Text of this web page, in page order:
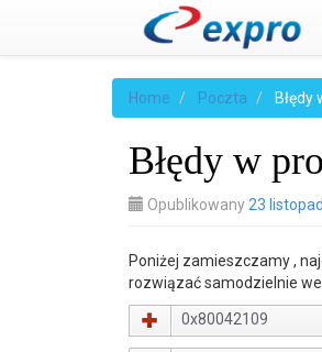
Home Poczta
Błędy w
Opublikowany 23
Poniżej zamieszczamy ,
rozwiązać samodzielnie
0x80042109